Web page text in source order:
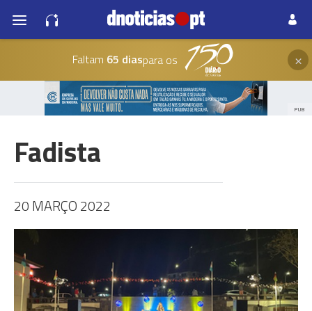
Faltam 65 diaspara os ×
PUB
Fadista
20 MARÇO 2022